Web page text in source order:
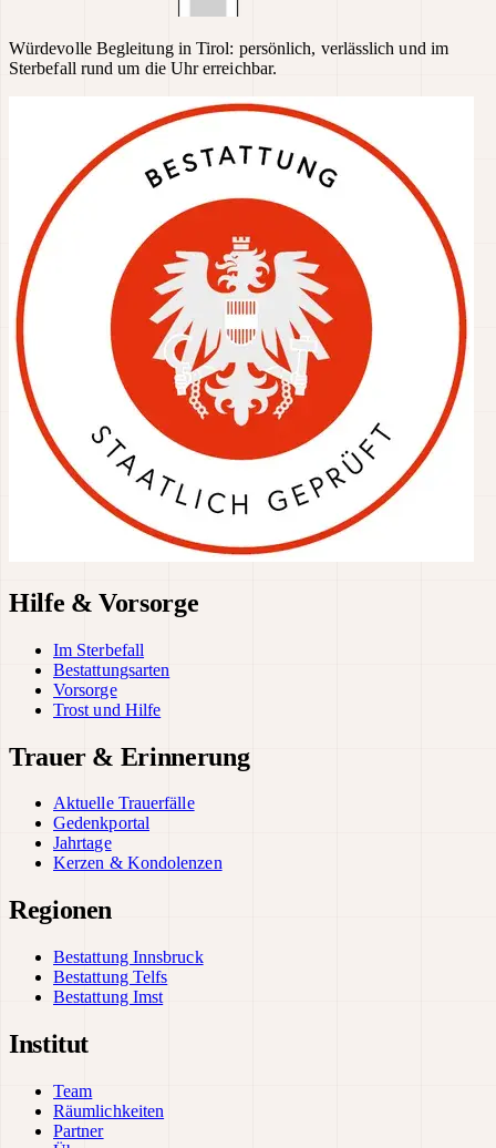
Würdevolle Begleitung in Tirol: persönlich, verlässlich und im
Sterbefall rund um die Uhr erreichbar.
Hilfe & Vorsorge
Im Sterbefall
Bestattungsarten
Vorsorge
Trost und Hilfe
Trauer & Erinnerung
Aktuelle Trauerfälle
Gedenkportal
Jahrtage
Kerzen & Kondolenzen
Regionen
Bestattung Innsbruck
Bestattung Telfs
Bestattung Imst
Institut
Team
Räumlichkeiten
Partner